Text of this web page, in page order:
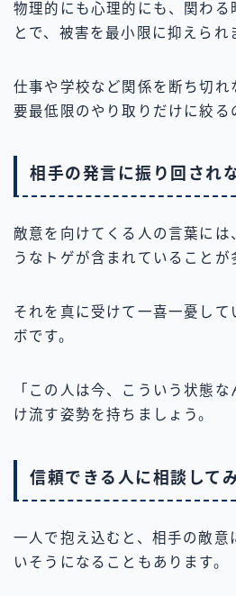
物理的にも心理的にも、関わる
とで、被害を最小限に抑えられ
仕事や学校など関係を断ち切れ
要最低限のやり取りだけに絞る
相手の発言に振り回され
敵意を向けてくる人の言葉には
うなトゲが含まれていることが
それを真に受けて一喜一憂して
ボです。
「この人は今、こういう状態
け流す姿勢を持ちましょう。
信頼できる人に相談して
一人で抱え込むと、相手の敵意
いそうになることもあります。